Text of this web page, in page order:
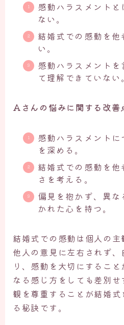
感動ハラスメント
ない。
結婚式での感動を
い。
感動ハラスメント
て理解できていない。
Aさんの悩みに関する改善
感動ハラスメント
を深める。
結婚式での感動を
さを考える。
偏見を抱かず、異
かれた心を持つ。
結婚式での感動は個人の主
他人の意見に左右されず
り、感動を大切にするこ
なる感じ方をしても差別
観を尊重することが結婚
る秘訣です。